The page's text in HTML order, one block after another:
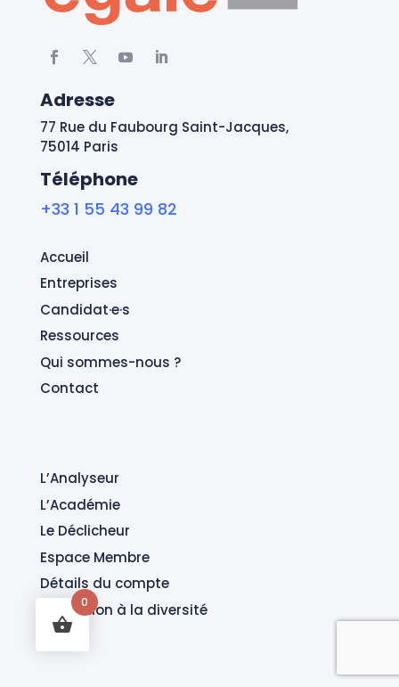
Adresse
77 Rue du Faubourg Saint-Jacques,
75014 Paris
Téléphone
+33 1 55 43 99 82
Accueil
Entreprises
Candidat·e·s
Ressources
Qui sommes-nous ?
Contact
L’Analyseur
L’Académie
Le Déclicheur
Espace Membre
Détails du compte
Formation à la diversité
0